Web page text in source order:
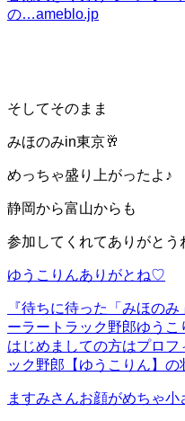
の…ameblo.jp
そしてそのまま
みほのみin東京🥂
めっちゃ盛り上がったよ♪
静岡から富山からも
参加してくれてありがと
ゆうこりんありがとね♡
『待ちに待った「みほのみ
ーラートラック野郎ゆう
はじめましての方はプロ
ック野郎【ゆうこりん】
ますみさんお顔がめちゃ